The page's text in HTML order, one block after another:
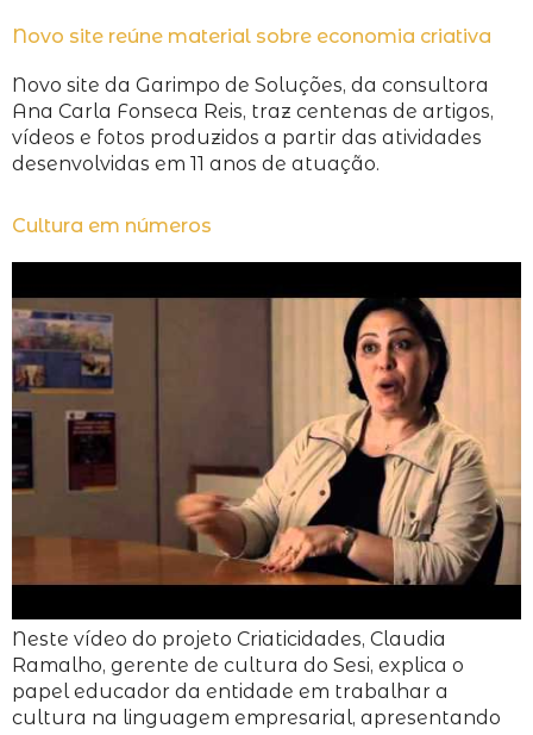
Novo site reúne material sobre economia criativa
Novo site da Garimpo de Soluções, da consultora
Ana Carla Fonseca Reis, traz centenas de artigos,
vídeos e fotos produzidos a partir das atividades
desenvolvidas em 11 anos de atuação.
Cultura em números
Neste vídeo do projeto Criaticidades, Claudia
Ramalho, gerente de cultura do Sesi, explica o
papel educador da entidade em trabalhar a
cultura na linguagem empresarial, apresentando